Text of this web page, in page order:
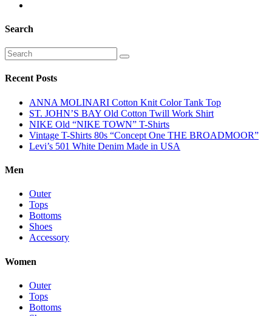
Search
Recent Posts
ANNA MOLINARI Cotton Knit Color Tank Top
ST. JOHN’S BAY Old Cotton Twill Work Shirt
NIKE Old “NIKE TOWN” T-Shirts
Vintage T-Shirts 80s “Concept One THE BROADMOOR”
Levi’s 501 White Denim Made in USA
Men
Outer
Tops
Bottoms
Shoes
Accessory
Women
Outer
Tops
Bottoms